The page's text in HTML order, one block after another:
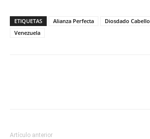
ETIQUETAS Alianza Perfecta Diosdado Cabello
Venezuela
Artículo anterior